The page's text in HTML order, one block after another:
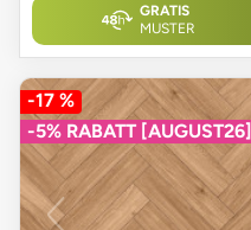
GRATIS
MUSTER
-17 %
-5% RABATT [AUGUST26]